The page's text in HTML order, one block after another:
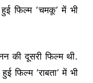
फिल्म ‘चमकू’ में भी
की दूसरी फिल्म थी.
‘राबता’ में भी